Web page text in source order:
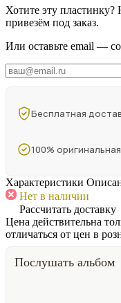
Хотите эту
привезём под заказ.
Или оставьте email —
Бесплатная
100%
Характеристики
Нет в наличии
Рассчитать доставку
Цена действительна
отличаться от цен в
Послушать альбом